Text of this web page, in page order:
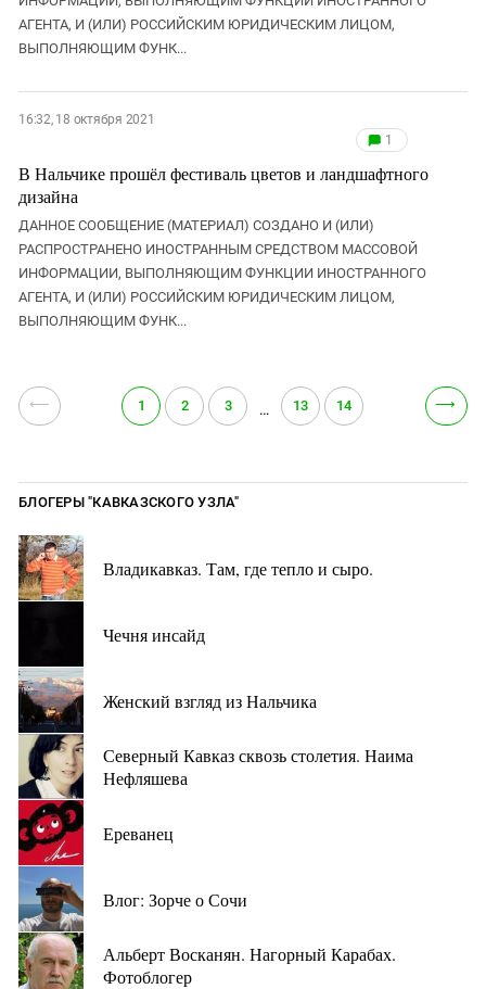
АГЕНТА, И (ИЛИ) РОССИЙСКИМ ЮРИДИЧЕСКИМ ЛИЦОМ,
ВЫПОЛНЯЮЩИМ ФУНК...
16:32, 18 октября 2021
1
В Нальчике прошёл фестиваль цветов и ландшафтного
дизайна
ДАННОЕ СООБЩЕНИЕ (МАТЕРИАЛ) СОЗДАНО И (ИЛИ)
РАСПРОСТРАНЕНО ИНОСТРАННЫМ СРЕДСТВОМ МАССОВОЙ
ИНФОРМАЦИИ, ВЫПОЛНЯЮЩИМ ФУНКЦИИ ИНОСТРАННОГО
АГЕНТА, И (ИЛИ) РОССИЙСКИМ ЮРИДИЧЕСКИМ ЛИЦОМ,
ВЫПОЛНЯЮЩИМ ФУНК...
⟵ 1 2 3 … 13 14 ⟶
БЛОГЕРЫ "КАВКАЗСКОГО УЗЛА"
Владикавказ. Там, где тепло и сыро.
Чечня инсайд
Женский взгляд из Нальчика
Северный Кавказ сквозь столетия. Наима
Нефляшева
Ереванец
Влог: Зорче о Сочи
Альберт Восканян. Нагорный Карабах.
Фотоблогер